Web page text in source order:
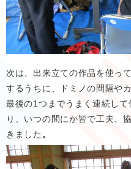
次は、出来立ての作品を使っ
するうちに、ドミノの間隔や
最後の1つまでうまく連続し
り、いつの間にか皆で工夫、
きました 。